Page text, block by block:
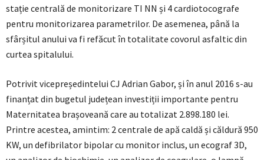
stație centrală de monitorizare TI NN și 4 cardiotocografe
pentru monitorizarea parametrilor. De asemenea, până la
sfârșitul anului va fi refăcut în totalitate covorul asfaltic din
curtea spitalului.
Potrivit vicepreședintelui CJ Adrian Gabor, și în anul 2016 s-au
finanțat din bugetul județean investiții importante pentru
Maternitatea brașoveană care au totalizat 2.898.180 lei.
Printre acestea, amintim: 2 centrale de apă caldă și căldură 950
KW, un defibrilator bipolar cu monitor inclus, un ecograf 3D,